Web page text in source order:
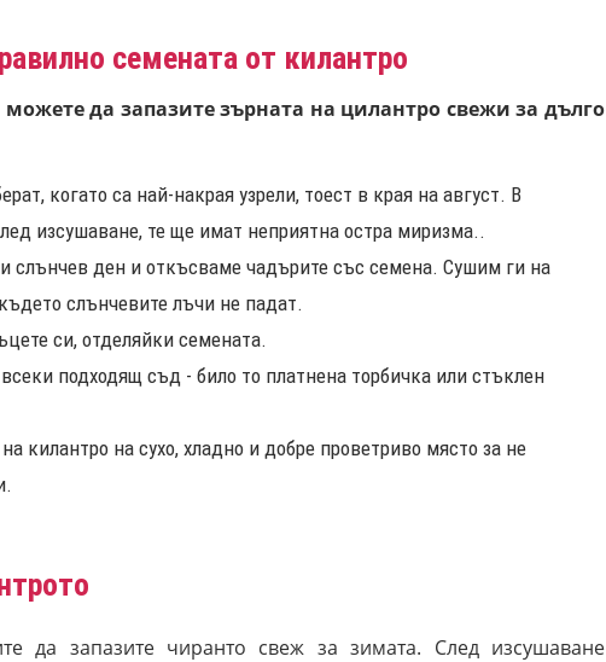
семената от килантро
да запазите зърната на цилантро свежи за дълго
когато са най-накрая узрели, тоест в края на август. В
изсушаване, те ще имат неприятна остра миризма..
слънчев ден и откъсваме чадърите със семена. Сушим ги на
слънчевите лъчи не падат.
си, отделяйки семената.
подходящ съд - било то платнена торбичка или стъклен
килантро на сухо, хладно и добре проветриво място за не
да запазите чиранто свеж за зимата. След изсушаване